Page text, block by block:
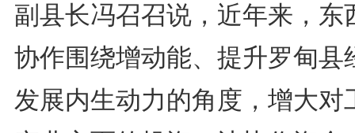
副县长冯召召说，近年来，东
协作围绕增动能、提升罗甸县
发展内生动力的角度，增大对